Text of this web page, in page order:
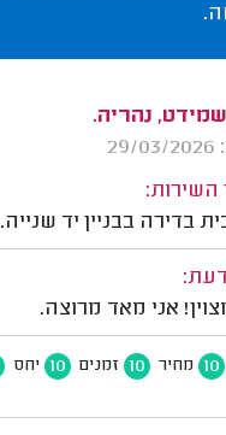
נהריה.
השירות:
בדירה בבניין יד שנייה.
אני מאד מרוצה.
10 מחיר 10 זמנים 10 יחס